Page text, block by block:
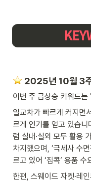
2025년 10월 3
이번 주 급상승 키워드는
일교차가 빠르게 커지면
르게 인기를 얻고 있습니
럼 실내·실외 모두 활용
차지했으며, ‘극세사 수
르고 있어 ‘집콕’ 용품
한편, 스웨이드 자켓·레